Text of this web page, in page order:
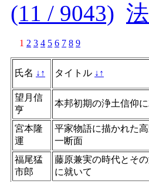
(11 / 9043)
1 2 3 4 5 6 7 8 9
氏名 ↓ ↑ タイトル ↓ ↑
望月信
亨
本邦初期の浄土信仰
宮本隆
運
平家物語に描かれた
一断面
福尾猛
市郎
藤原兼実の時代とそ
に就いて